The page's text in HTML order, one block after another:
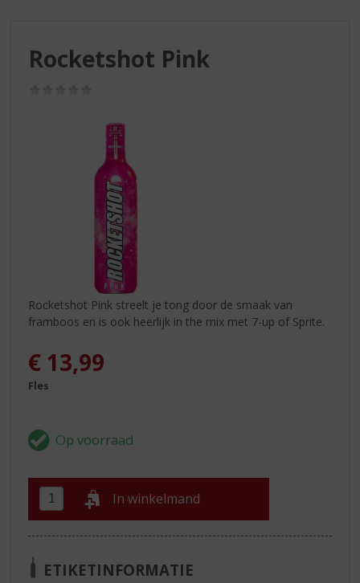
Rocketshot Pink
Rocketshot Pink streelt je tong door de smaak van
framboos en is ook heerlijk in the mix met 7-up of Sprite.
€ 13,99
Fles
In winkelmand
ETIKETINFORMATIE